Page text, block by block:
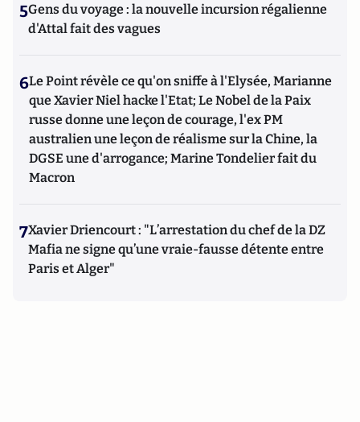
5Gens du voyage : la nouvelle incursion régalienne
d'Attal fait des vagues
6Le Point révèle ce qu'on sniffe à l'Elysée, Marianne
que Xavier Niel hacke l'Etat; Le Nobel de la Paix
russe donne une leçon de courage, l'ex PM
australien une leçon de réalisme sur la Chine, la
DGSE une d'arrogance; Marine Tondelier fait du
Macron
7Xavier Driencourt : "L’arrestation du chef de la DZ
Mafia ne signe qu’une vraie-fausse détente entre
Paris et Alger"